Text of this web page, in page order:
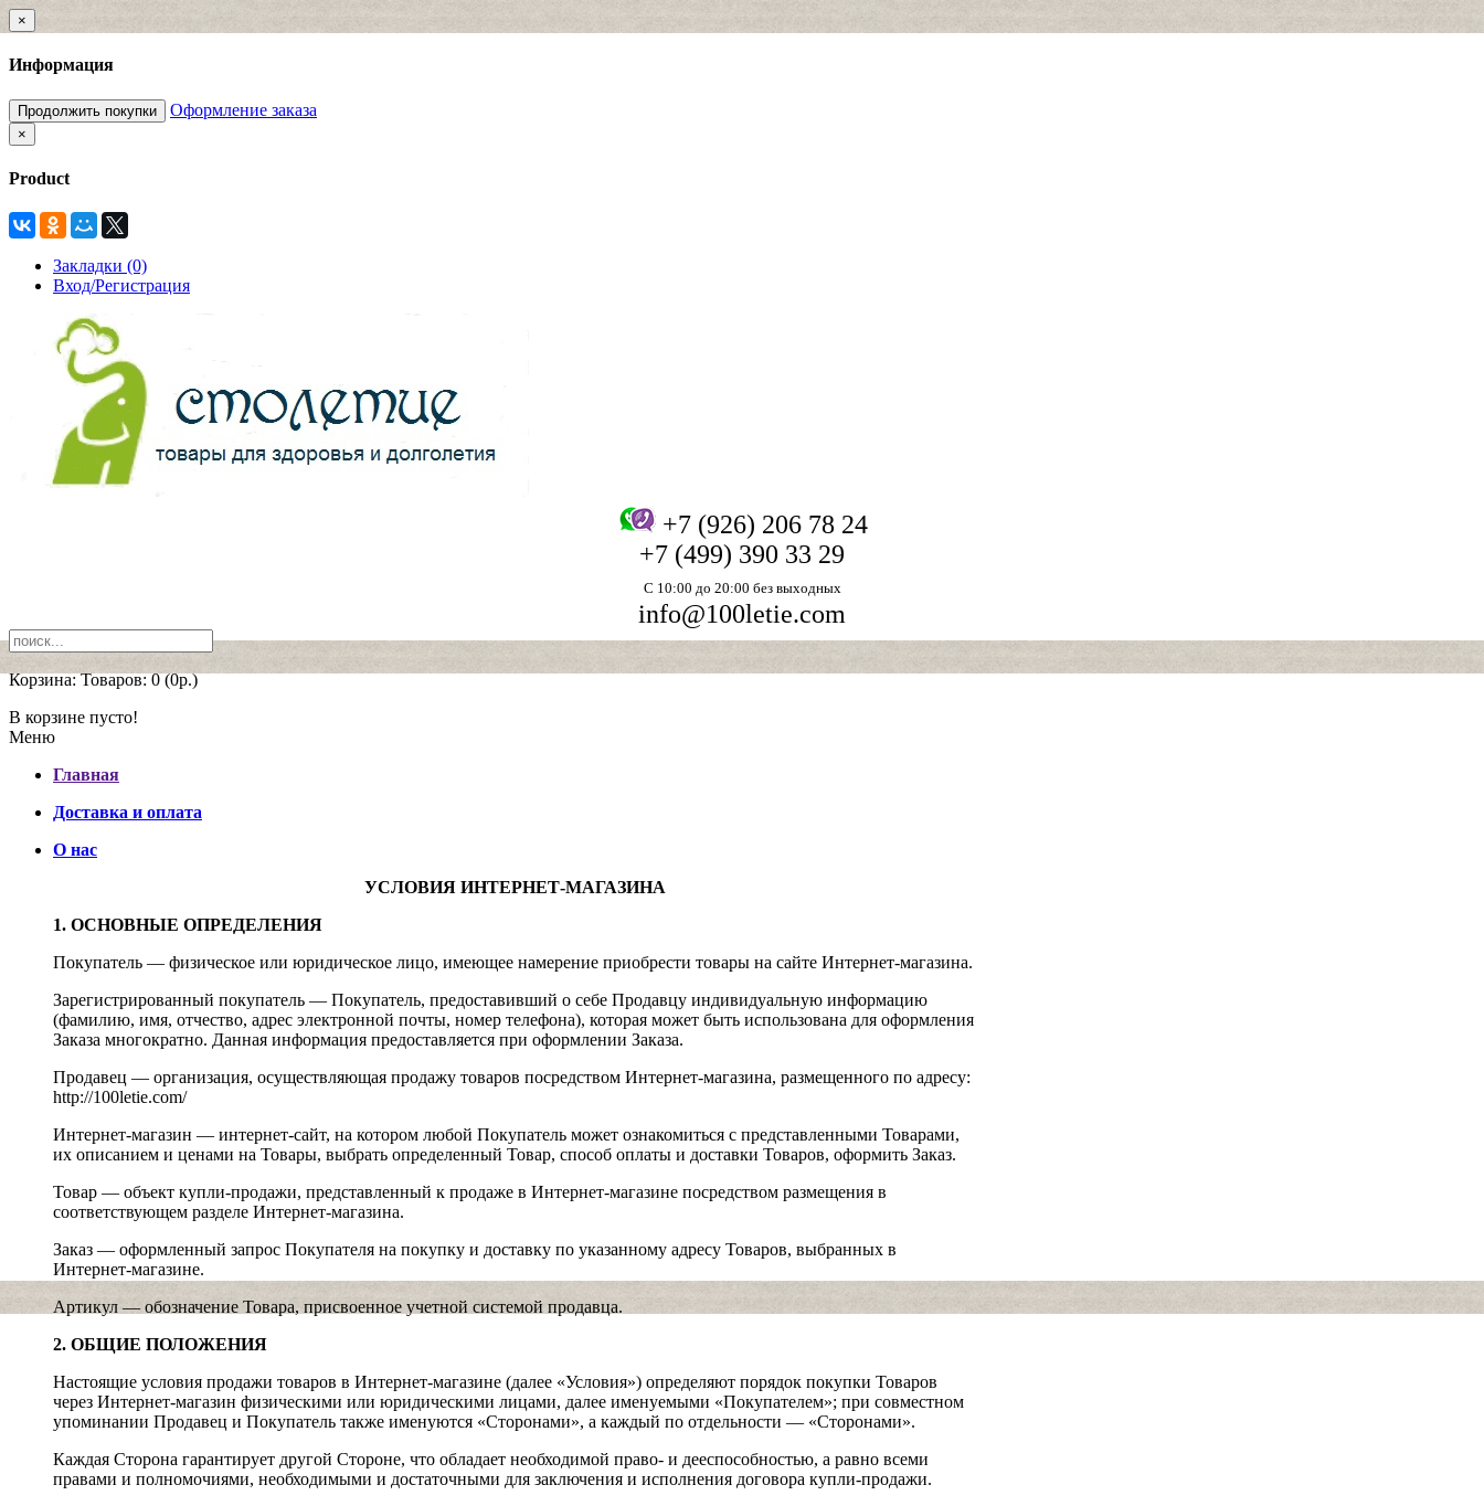
×
Информация
Продолжить покупки Оформление заказа
×
Product
Закладки (0)
Вход/Регистрация
+7 (926) 206 78 24
+7 (499) 390 33 29
С 10:00 до 20:00 без выходных
info@100letie.com
Корзина: Товаров: 0 (0р.)
В корзине пусто!
Меню
Главная
Доставка и оплата
О нас
УСЛОВИЯ ИНТЕРНЕТ-МАГАЗИНА
1. ОСНОВНЫЕ ОПРЕДЕЛЕНИЯ
Покупатель — физическое или юридическое лицо, имеющее намерение приобрести товары на сайте Интернет-магазина.
Зарегистрированный покупатель — Покупатель, предоставивший о себе Продавцу индивидуальную информацию
(фамилию, имя, отчество, адрес электронной почты, номер телефона), которая может быть использована для оформления
Заказа многократно. Данная информация предоставляется при оформлении Заказа.
Продавец — организация, осуществляющая продажу товаров посредством Интернет-магазина, размещенного по адресу:
http://100letie.com/
Интернет-магазин — интернет-сайт, на котором любой Покупатель может ознакомиться с представленными Товарами,
их описанием и ценами на Товары, выбрать определенный Товар, способ оплаты и доставки Товаров, оформить Заказ.
Товар — объект купли-продажи, представленный к продаже в Интернет-магазине посредством размещения в
соответствующем разделе Интернет-магазина.
Заказ — оформленный запрос Покупателя на покупку и доставку по указанному адресу Товаров, выбранных в
Интернет-магазине.
Артикул — обозначение Товара, присвоенное учетной системой продавца.
2. ОБЩИЕ ПОЛОЖЕНИЯ
Настоящие условия продажи товаров в Интернет-магазине (далее «Условия») определяют порядок покупки Товаров
через Интернет-магазин физическими или юридическими лицами, далее именуемыми «Покупателем»; при совместном
упоминании Продавец и Покупатель также именуются «Сторонами», а каждый по отдельности — «Сторонами».
Каждая Сторона гарантирует другой Стороне, что обладает необходимой право- и дееспособностью, а равно всеми
правами и полномочиями, необходимыми и достаточными для заключения и исполнения договора купли-продажи.